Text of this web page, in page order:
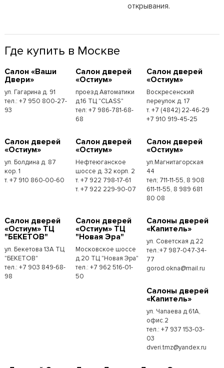
открывания.
Где купить в Москве
Cалон «Ваши
Двери»
ул. Гагарина д. 91
тел.: +7 950 800-27-
93
Cалон дверей
«Остиум»
проезд Автоматики
д.16 ТЦ "CLASS"
тел: +7 986-781-68-
68
Cалон дверей
«Остиум»
Воскресенский
переулок д. 17
т. +7 (4842) 22-46-29
+7 910 919-45-25
Cалон дверей
«Остиум»
ул. Болдина д. 87
кор. 1
т. +7 910 860-00-60
Cалон дверей
«Остиум»
Нефтеюганское
шоссе д. 32 корп. 2
т. +7 922 798-17-61
т. +7 922 229-90-07
Cалон дверей
«Остиум»
ул.Магнитагорская
44
тел; 711-11-55, 8 908
611-11-55, 8 989 681
80 08
Cалон дверей
«Остиум» ТЦ
"БЕКЕТОВ"
ул. Бекетова 13А ТЦ
"БЕКЕТОВ"
тел.: +7 903 849-68-
98
Cалон дверей
«Остиум» ТЦ
"Новая Эра"
Московское шоссе
д.20 ТЦ "Новая Эра"
тел.: +7 962 516-01-
50
Cалоны дверей
«Капитель»
ул. Советская д.22
тел.:+7 987-047-34-
77
gorod.okna@mail.ru
Cалоны дверей
«Капитель»
ул. Чапаева д.61А,
офис.2
тел.: +7 937 153-03-
03
dveri.tmz@yandex.ru